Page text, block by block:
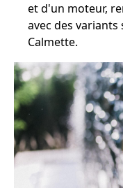
et d'un moteur,
avec des
Calmette.